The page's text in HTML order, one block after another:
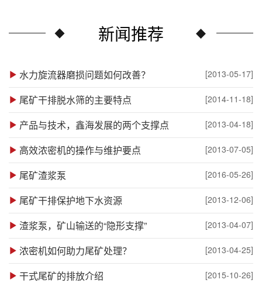
新闻推荐
水力旋流器磨损问题如何改善？ [2013-05-17]
尾矿干排脱水筛的主要特点 [2014-11-18]
产品与技术，鑫海发展的两个支撑点 [2013-04-18]
高效浓密机的操作与维护要点 [2013-07-05]
尾矿渣浆泵 [2016-05-26]
尾矿干排保护地下水资源 [2013-12-06]
渣浆泵，矿山输送的“隐形支撑” [2013-04-07]
浓密机如何助力尾矿处理？ [2013-04-25]
干式尾矿的排放介绍 [2015-10-26]